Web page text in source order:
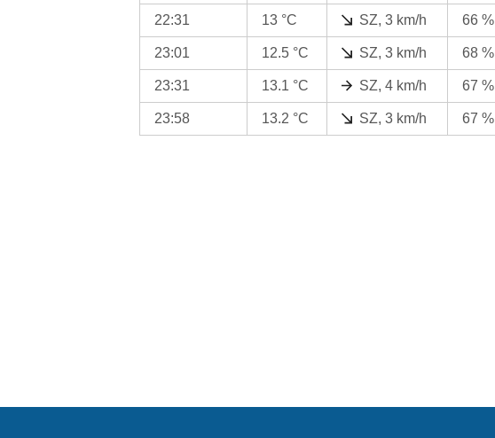
22:31 13 °C SZ, 3 km/h 66 %
23:01 12.5 °C SZ, 3 km/h 68 %
23:31 13.1 °C SZ, 4 km/h 67 %
23:58 13.2 °C SZ, 3 km/h 67 %